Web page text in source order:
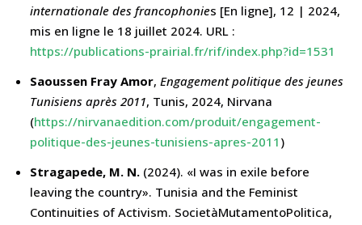
internationale des francophonies [En ligne], 12 | 2024,
mis en ligne le 18 juillet 2024. URL :
https://publications-prairial.fr/rif/index.php?id=1531
Saoussen Fray Amor,Engagement politique des jeunes
Tunisiens après 2011, Tunis, 2024, Nirvana
(https://nirvanaedition.com/produit/engagement-
politique-des-jeunes-tunisiens-apres-2011 )
Stragapede, M. N. (2024). «I was in exile before
leaving the country». Tunisia and the Feminist
Continuities of Activism. SocietàMutamentoPolitica,